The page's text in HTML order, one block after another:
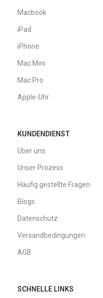
Macbook
iPad
iPhone
Mac Mini
Mac Pro
Apple-Uhr
KUNDENDIENST
Über uns
Unser Prozess
Häufig gestellte Fragen
Blogs
Datenschutz
Versandbedingungen
AGB
SCHNELLE LINKS